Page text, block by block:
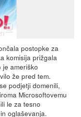
postopke za
komisija prižgala
je ameriško
že pred tem.
podjetji domenili,
Microsoftovemu
le za tesno
oglaševanja.